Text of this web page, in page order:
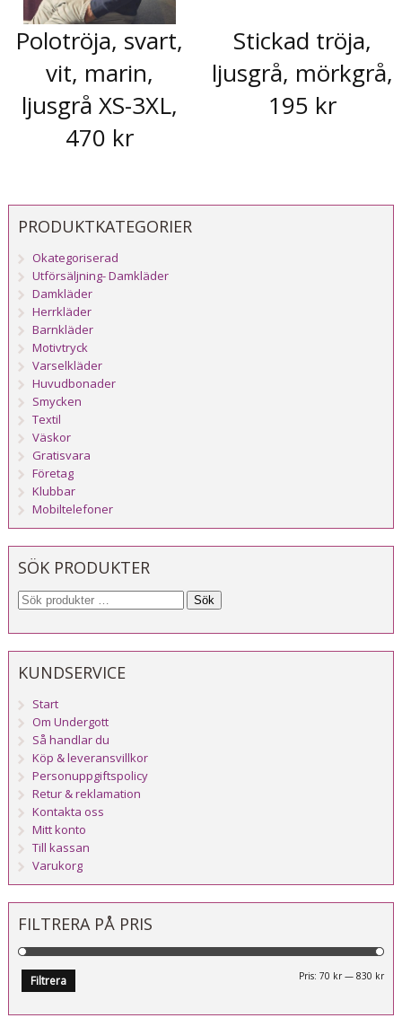
Polotröja, svart,
vit, marin,
ljusgrå XS-3XL,
470 kr
Stickad tröja,
ljusgrå, mörkgrå,
195 kr
PRODUKTKATEGORIER
Okategoriserad
Utförsäljning- Damkläder
Damkläder
Herrkläder
Barnkläder
Motivtryck
Varselkläder
Huvudbonader
Smycken
Textil
Väskor
Gratisvara
Företag
Klubbar
Mobiltelefoner
SÖK PRODUKTER
Sök
KUNDSERVICE
Start
Om Undergott
Så handlar du
Köp & leveransvillkor
Personuppgiftspolicy
Retur & reklamation
Kontakta oss
Mitt konto
Till kassan
Varukorg
FILTRERA PÅ PRIS
Filtrera Pris:70 kr —830 kr